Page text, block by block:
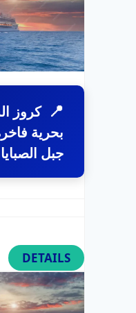
كروز
بحرية
جبل الصبايا 2026
DETAILS